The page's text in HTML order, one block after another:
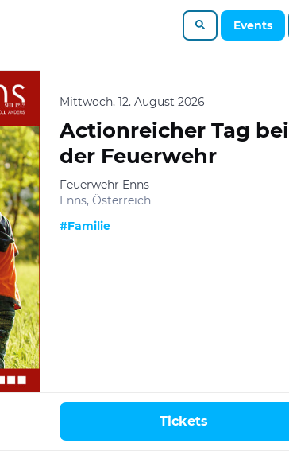
Events
Mittwoch, 12. August 2026
Actionreicher Tag bei
der Feuerwehr
Feuerwehr Enns
Enns, Österreich
#Familie
Tickets